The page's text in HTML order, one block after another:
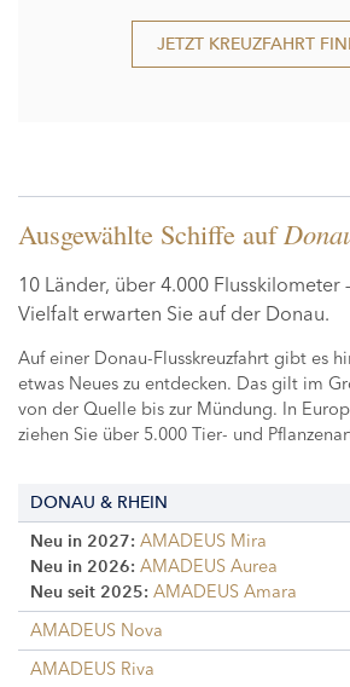
JETZT KREUZFAHRT
Ausgewählte Schiffe auf
10 Länder, über 4.000 Flusskilometer
Vielfalt erwarten Sie auf der Donau.
Auf einer Donau-Flusskreuzfahrt gibt es
etwas Neues zu entdecken. Das gilt im
von der Quelle bis zur Mündung. In
ziehen Sie über 5.000 Tier- und
DONAU & RHEIN
Neu in 2027: AMADEUS Mira
Neu in 2026: AMADEUS Aurea
Neu seit 2025: AMADEUS Amara
AMADEUS Nova
AMADEUS Riva